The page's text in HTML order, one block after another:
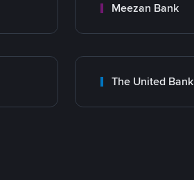
Meezan Bank
The United Bank